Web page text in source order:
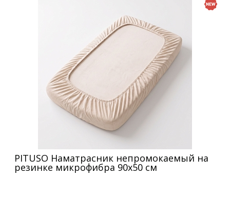
PITUSO Наматрасник непромокаемый на
резинке микрофибра 90х50 см